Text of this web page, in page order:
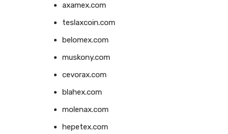
axamex.com
teslaxcoin.com
belomex.com
muskony.com
cevorax.com
blahex.com
molenax.com
hepetex.com